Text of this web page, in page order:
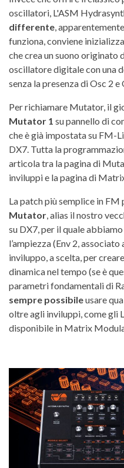
oscillatori, L'ASM
differente ,
funziona, conviene
che crea un suono originato
oscillatore digitale con una
senza la presenza di Osc 2 e
Per richiamare Mutator, il
Mutator 1 su pannello di
che è già impostata su FM-
DX7. Tutta la
articola tra la pagina di
inviluppi e la pagina di
La patch più semplice in FM
Mutator , alias il nostro
su DX7, per il quale
l’ampiezza (Env 2,
inviluppo, a scelta, per
dinamica nel tempo (se è
parametri fondamentali di
sempre possibileusare
oltre agli inviluppi, come gli
disponibile in Matrix